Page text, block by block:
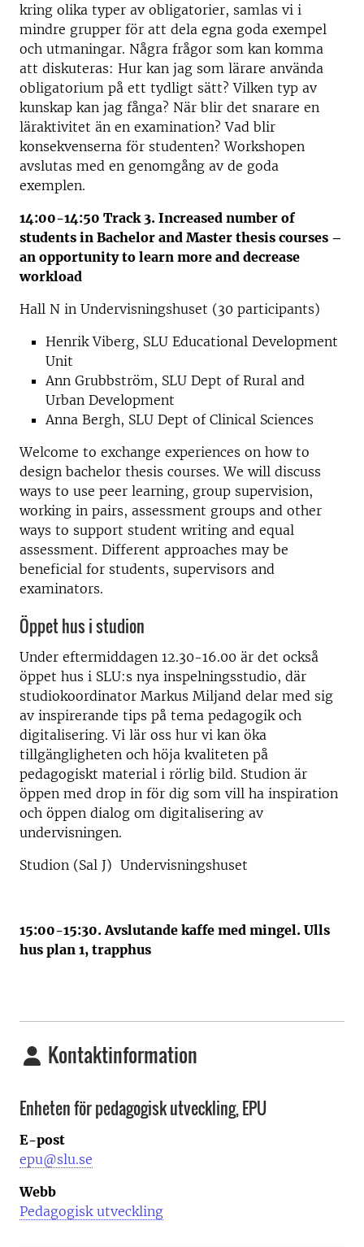
kring olika typer av obligatorier, samlas vi i
mindre grupper för att dela egna goda exempel
och utmaningar. Några frågor som kan komma
att diskuteras: Hur kan jag som lärare använda
obligatorium på ett tydligt sätt? Vilken typ av
kunskap kan jag fånga? När blir det snarare en
läraktivitet än en examination? Vad blir
konsekvenserna för studenten? Workshopen
avslutas med en genomgång av de goda
exemplen.
14:00-14:50 Track 3. Increased number of
students in Bachelor and Master thesis courses –
an opportunity to learn more and decrease
workload
Hall N in Undervisningshuset (30 participants)
Henrik Viberg, SLU Educational Development
Unit
Ann Grubbström, SLU Dept of Rural and
Urban Development
Anna Bergh, SLU Dept of Clinical Sciences
Welcome to exchange experiences on how to
design bachelor thesis courses. We will discuss
ways to use peer learning, group supervision,
working in pairs, assessment groups and other
ways to support student writing and equal
assessment. Different approaches may be
beneficial for students, supervisors and
examinators.
Öppet hus i studion
Under eftermiddagen 12.30-16.00 är det också
öppet hus i SLU:s nya inspelningsstudio, där
studiokoordinator Markus Miljand delar med sig
av inspirerande tips på tema pedagogik och
digitalisering. Vi lär oss hur vi kan öka
tillgängligheten och höja kvaliteten på
pedagogiskt material i rörlig bild. Studion är
öppen med drop in för dig som vill ha inspiration
och öppen dialog om digitalisering av
undervisningen.
Studion (Sal J) Undervisningshuset
15:00-15:30. Avslutande kaffe med mingel. Ulls
hus plan 1, trapphus
Kontaktinformation
Enheten för pedagogisk utveckling, EPU
E-post
epu@slu.se
Webb
Pedagogisk utveckling